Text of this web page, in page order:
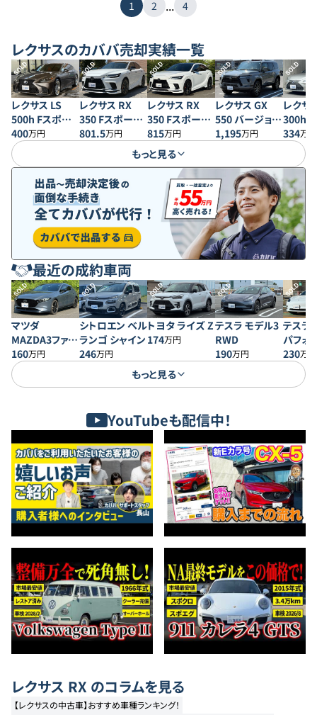
1 2 ... 4
レクサスのカババ売却実績一覧
SOLD
レクサス LS
500h Fスポー
ツ AWD
400万円
SOLD
レクサス RX
350 Fスポーツ
4WD
801.5万円
SOLD
レクサス RX
350 Fスポーツ
4WD
815万円
SOLD
レクサス GX
550 バージョン
L
1,195万円
SOLD
レクサ
300h
ンL
334万円
もっと見る
最近の成約車両
SOLD
マツダ
MAZDA3ファス
トバック 20S プ
ロアクティブ
160万円
SOLD
シトロエン ベル
ランゴ シャイン
246万円
SOLD
トヨタ ライズ Z
174万円
SOLD
テスラ モデル3
RWD
190万円
SOLD
テスラ
パフォ
230万円
もっと見る
YouTubeも配信中！
レクサス RX のコラムを見る
【レクサスの中古車】おすすめ車種ランキング！